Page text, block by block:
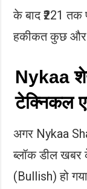
के बाद ₹221 तक
हकीकत कुछ और
Nykaa
टेक्निकल
अगर Nykaa
ब्लॉक डील
(Bullish) हो